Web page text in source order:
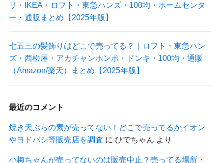
リ・IKEA・ロフト・東急ハンズ・100均・ホームセンタ
ー・通販まとめ【2025年版】
七五三の髪飾りはどこで売ってる？｜ロフト・東急ハン
ズ・西松屋・アカチャンホンポ・ドンキ・100均・通販
（Amazon/楽天）まとめ【2025年版】
最近のコメント
焼き天ぷらの素が売ってない！どこで売ってるかイオン
やヨドバシ等販売店を調査 に ひでちゃん より
小梅ちゃんが売ってないのは販売中止？売ってる場所・